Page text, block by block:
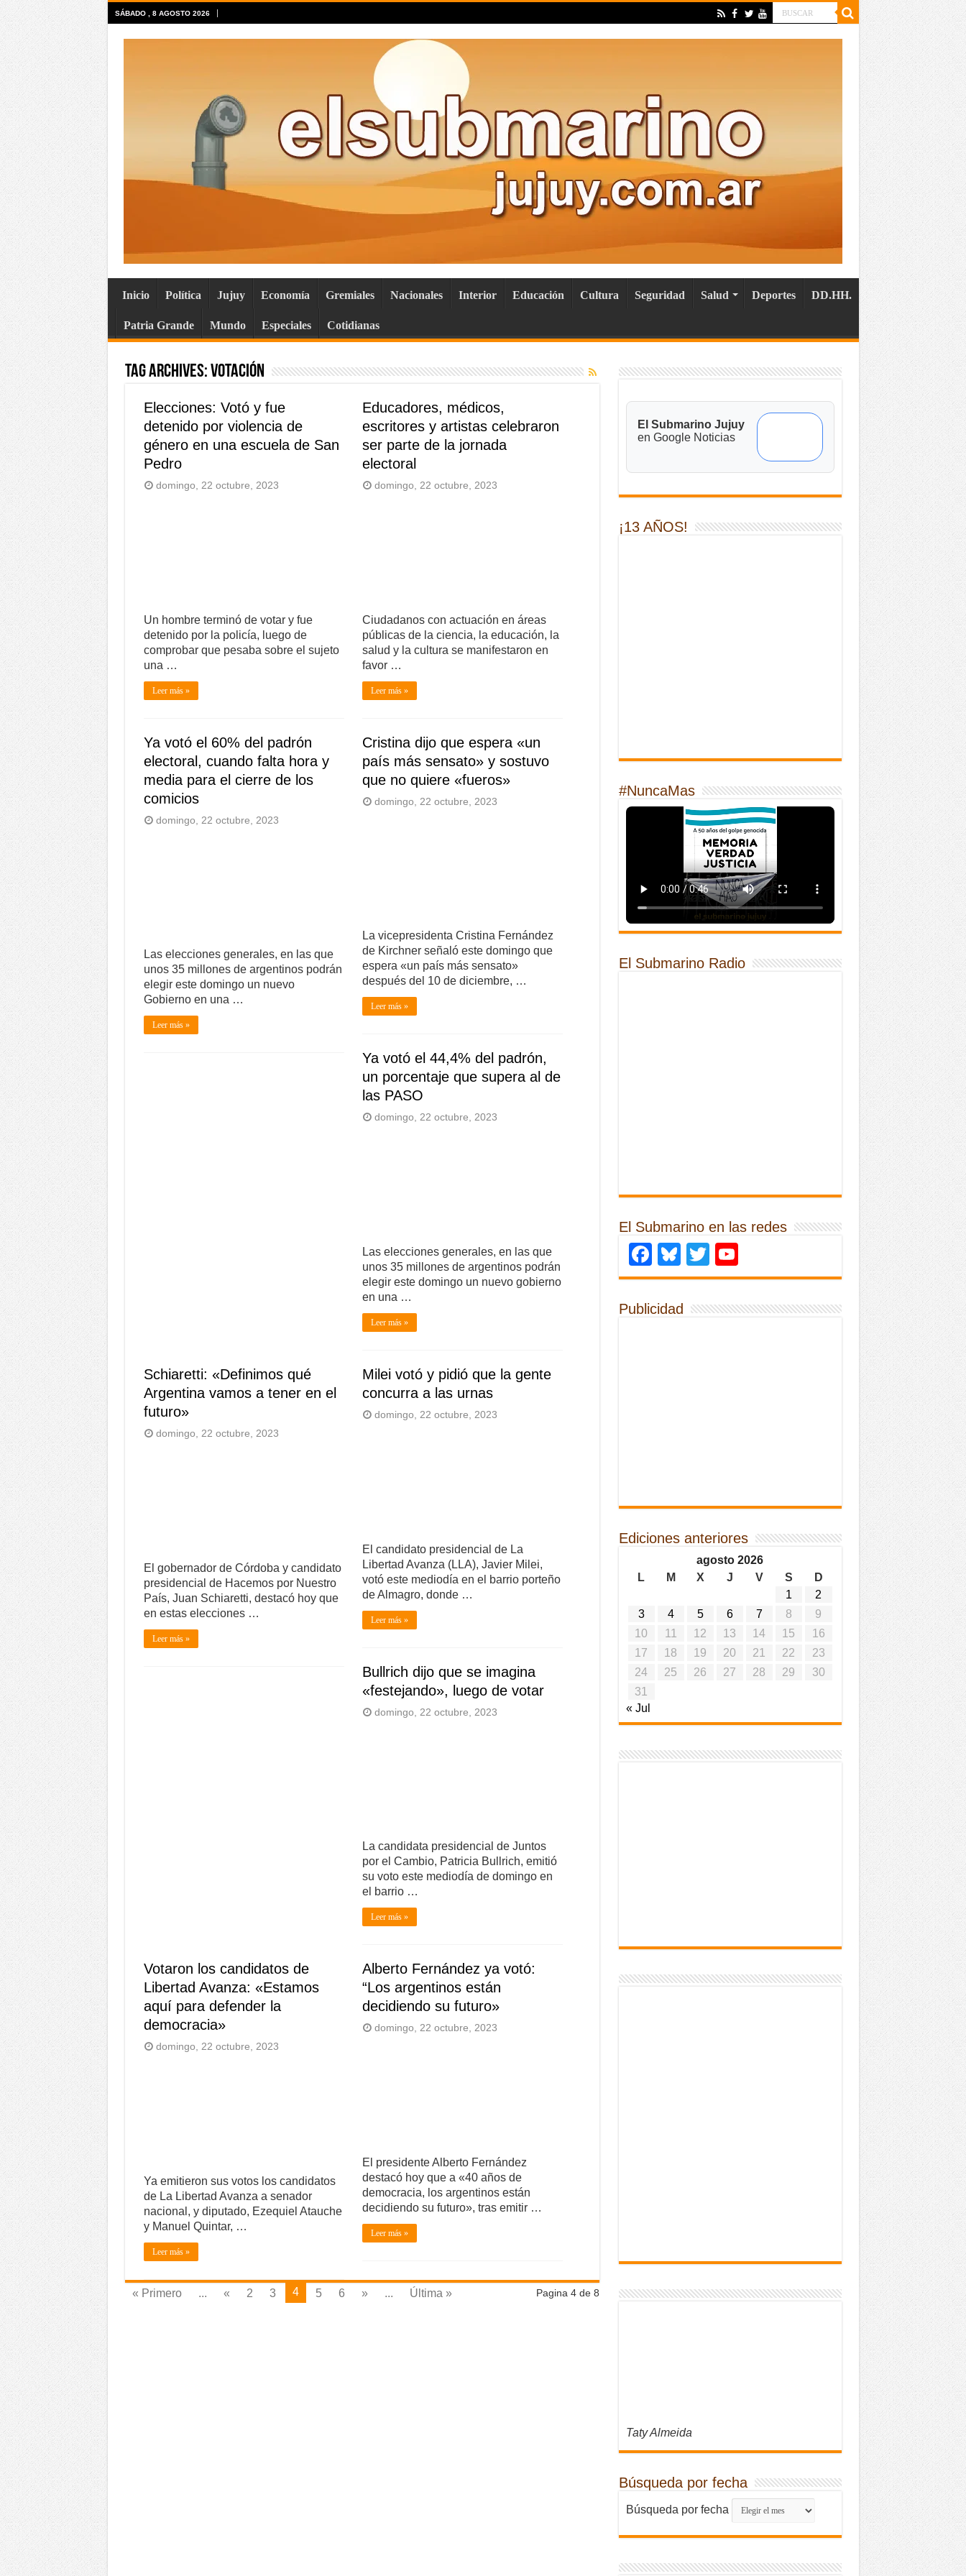
SÁBADO , 8 AGOSTO 2026
Inicio Política Jujuy Economía Gremiales Nacionales Interior Educación Cultura Seguridad Salud Deportes DD.HH.
Patria Grande Mundo Especiales Cotidianas
Tag Archives:votación
Elecciones: Votó y fue
detenido por violencia de
género en una escuela de San
Pedro
domingo, 22 octubre, 2023
Un hombre terminó de votar y fue
detenido por la policía, luego de
comprobar que pesaba sobre el sujeto
una …
Leer más »
Educadores, médicos,
escritores y artistas celebraron
ser parte de la jornada
electoral
domingo, 22 octubre, 2023
Ciudadanos con actuación en áreas
públicas de la ciencia, la educación, la
salud y la cultura se manifestaron en
favor …
Leer más »
Ya votó el 60% del padrón
electoral, cuando falta hora y
media para el cierre de los
comicios
domingo, 22 octubre, 2023
Las elecciones generales, en las que
unos 35 millones de argentinos podrán
elegir este domingo un nuevo
Gobierno en una …
Leer más »
Cristina dijo que espera «un
país más sensato» y sostuvo
que no quiere «fueros»
domingo, 22 octubre, 2023
La vicepresidenta Cristina Fernández
de Kirchner señaló este domingo que
espera «un país más sensato»
después del 10 de diciembre, …
Leer más »
Ya votó el 44,4% del padrón,
un porcentaje que supera al de
las PASO
domingo, 22 octubre, 2023
Las elecciones generales, en las que
unos 35 millones de argentinos podrán
elegir este domingo un nuevo gobierno
en una …
Leer más »
Schiaretti: «Definimos qué
Argentina vamos a tener en el
futuro»
domingo, 22 octubre, 2023
El gobernador de Córdoba y candidato
presidencial de Hacemos por Nuestro
País, Juan Schiaretti, destacó hoy que
en estas elecciones …
Leer más »
Milei votó y pidió que la gente
concurra a las urnas
domingo, 22 octubre, 2023
El candidato presidencial de La
Libertad Avanza (LLA), Javier Milei,
votó este mediodía en el barrio porteño
de Almagro, donde …
Leer más »
Bullrich dijo que se imagina
«festejando», luego de votar
domingo, 22 octubre, 2023
La candidata presidencial de Juntos
por el Cambio, Patricia Bullrich, emitió
su voto este mediodía de domingo en
el barrio …
Leer más »
Votaron los candidatos de
Libertad Avanza: «Estamos
aquí para defender la
democracia»
domingo, 22 octubre, 2023
Ya emitieron sus votos los candidatos
de La Libertad Avanza a senador
nacional, y diputado, Ezequiel Atauche
y Manuel Quintar, …
Leer más »
Alberto Fernández ya votó:
“Los argentinos están
decidiendo su futuro»
domingo, 22 octubre, 2023
El presidente Alberto Fernández
destacó hoy que a «40 años de
democracia, los argentinos están
decidiendo su futuro», tras emitir …
Leer más »
Pagina 4 de 8
« Primero ... « 2 3 4 5 6 » ... Última »
El Submarino Jujuy
en Google Noticias
¡13 AÑOS!
#NuncaMas
El Submarino Radio
El Submarino en las redes
Facebook
Bluesky
Twitter
Publicidad
Ediciones anteriores
agosto 2026
L
M X J V S
D
1
2
3
4 5 6 7 8
9
10
11 12 13 14 15
16
17
18 19 20 21 22
23
24
25 26 27 28 29
30
31
« Jul
Taty Almeida
Búsqueda por fecha
Búsqueda por fecha